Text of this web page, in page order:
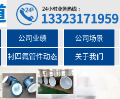
公司业绩 公司场景
衬四氟管件动态 关于我们